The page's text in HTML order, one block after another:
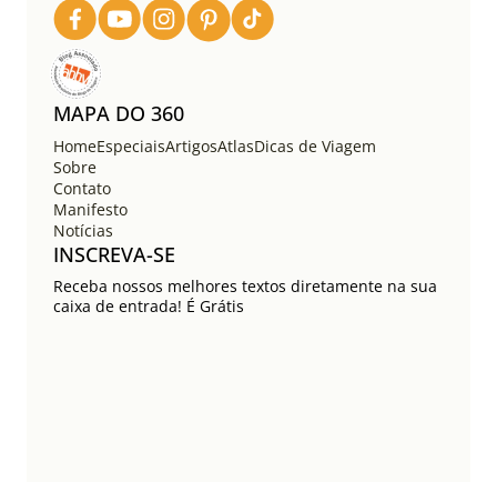
MAPA DO 360
HomeEspeciaisArtigosAtlasDicas de Viagem
Sobre
Contato
Manifesto
Notícias
INSCREVA-SE
Receba nossos melhores textos diretamente na sua
caixa de entrada! É Grátis